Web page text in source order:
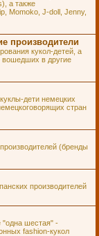
а также
Momoko, J-doll, Jenny,
производители
кукол-детей, а
вошедших в другие
дети немецких
стран
(бренды
производителей
"одна шестая" -
fashion-кукол